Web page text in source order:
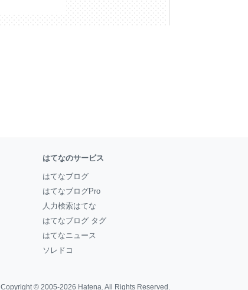
はてなのサービス
はてなブログ
はてなブログPro
人力検索はてな
はてなブログ タグ
はてなニュース
ソレドコ
Copyright © 2005-2026 Hatena. All Rights Reserved.